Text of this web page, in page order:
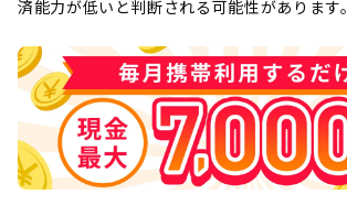
済能力が低いと判断される可能性があります。